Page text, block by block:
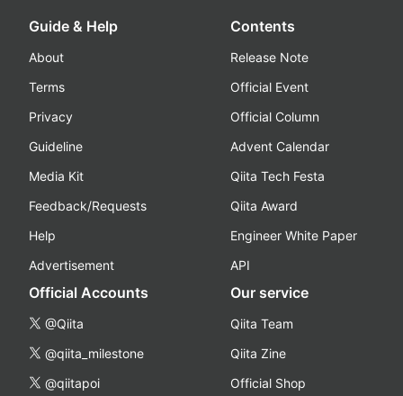
Guide & Help
About
Terms
Privacy
Guideline
Media Kit
Feedback/Requests
Help
Advertisement
Contents
Release Note
Official Event
Official Column
Advent Calendar
Qiita Tech Festa
Qiita Award
Engineer White Paper
API
Official Accounts
@Qiita
@qiita_milestone
@qiitapoi
Our service
Qiita Team
Qiita Zine
Official Shop